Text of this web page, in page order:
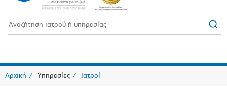
Αρχική Υπηρεσίες Ιατροί